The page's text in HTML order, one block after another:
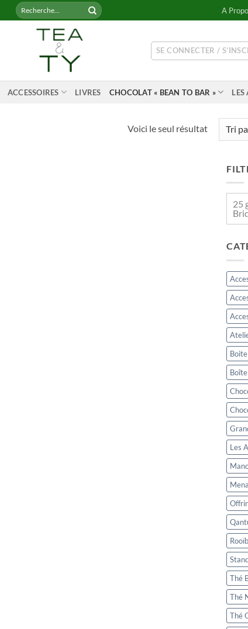
Recherche
pour :
A
SE CONNECTER /
ACCESSOIRES LIVRES CHOCOLAT « BEAN TO BAR » LES
Voici le seul résultat
25
Les
Thé
Thé
Thé